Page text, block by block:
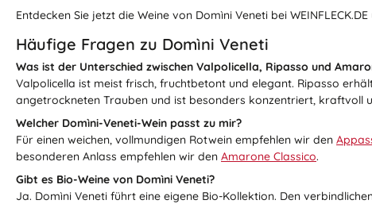
Entdecken Sie jetzt die Weine von Domìni Veneti bei
Häufige Fragen zu Domìni Veneti
Was ist der Unterschied zwischen Valpolicella, Ripasso und
Valpolicella ist meist frisch, fruchtbetont und elegant. Ripasso
angetrockneten Trauben und ist besonders konzentriert, kraftvoll
Welcher Domìni-Veneti-Wein passt zu mir?
Für einen weichen, vollmundigen Rotwein empfehlen wir den
besonderen Anlass empfehlen wir den Amarone Classico.
Gibt es Bio-Weine von Domìni Veneti?
Ja. Domìni Veneti führt eine eigene Bio-Kollektion. Den